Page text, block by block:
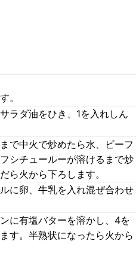
。
ラダ油をひき、1を入れしん
で中火で炒めたら水、ビーフ
シチュールーが溶けるまで炒
ら火から下ろします。
に卵、牛乳を入れ混ぜ合わせ
に有塩バターを溶かし、4を
す。半熟状になったら火から